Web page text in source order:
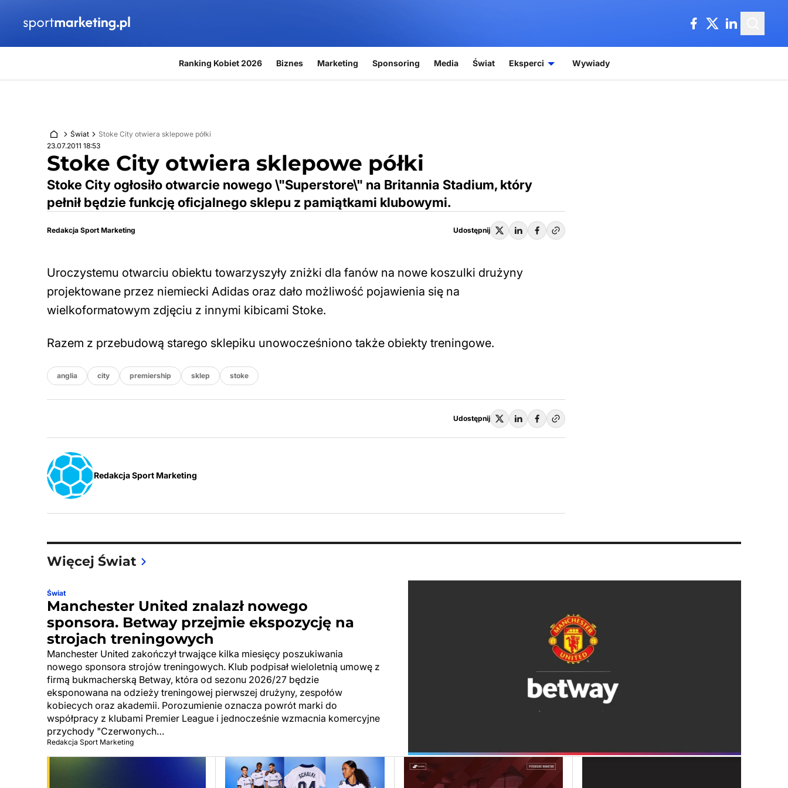
Ranking Kobiet 2026 Biznes Marketing Sponsoring Media Świat Eksperci Wywiady
Świat
Stoke City otwiera sklepowe półki
23.07.2011 18:53
Stoke City otwiera sklepowe półki
Stoke City ogłosiło otwarcie nowego \"Superstore\" na Britannia Stadium, który
pełnił będzie funkcję oficjalnego sklepu z pamiątkami klubowymi.
Redakcja Sport Marketing Udostępnij
Uroczystemu otwarciu obiektu towarzyszyły zniżki dla fanów na nowe koszulki drużyny
projektowane przez niemiecki Adidas oraz dało możliwość pojawienia się na
wielkoformatowym zdjęciu z innymi kibicami Stoke.
Razem z przebudową starego sklepiku unowocześniono także obiekty treningowe.
anglia city premiership sklep stoke
Udostępnij
Redakcja Sport Marketing
Więcej Świat
Świat
Manchester United znalazł nowego
sponsora. Betway przejmie ekspozycję na
strojach treningowych
Manchester United zakończył trwające kilka miesięcy poszukiwania
nowego sponsora strojów treningowych. Klub podpisał wieloletnią umowę z
firmą bukmacherską Betway, która od sezonu 2026/27 będzie
eksponowana na odzieży treningowej pierwszej drużyny, zespołów
kobiecych oraz akademii. Porozumienie oznacza powrót marki do
współpracy z klubami Premier League i jednocześnie wzmacnia komercyjne
przychody "Czerwonych…
Redakcja Sport Marketing